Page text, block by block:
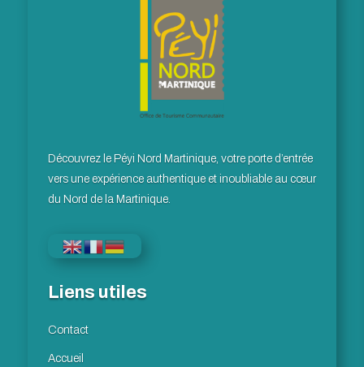
Découvrez le Péyi Nord Martinique, votre porte d’entrée
vers une expérience authentique et inoubliable au cœur
du Nord de la Martinique.
Liens utiles
Contact
Accueil